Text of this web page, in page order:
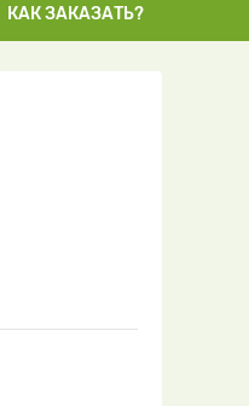
КАК ЗАКАЗАТЬ?